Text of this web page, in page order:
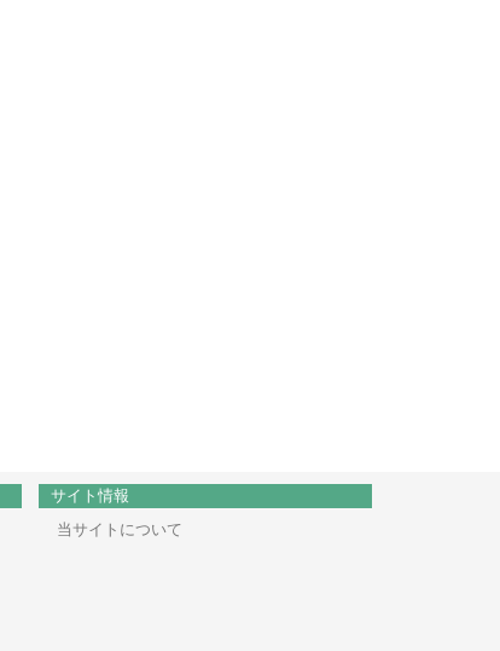
サイト情報
当サイトについて